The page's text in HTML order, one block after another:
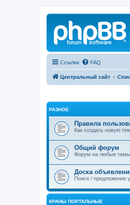
Ссылки FAQ
Центральный сайт
РАЗНОЕ
Правила
Как создать новую
Общий форум
Форум на любые темы
Доска
Поиск / предложение
КРАНЫ ПОРТАЛЬНЫЕ